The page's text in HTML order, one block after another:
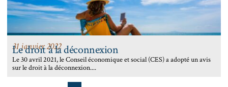
31 janvier 2022
Le droit à la déconnexion
Le 30 avril 2021, le Conseil économique et social (CES) a adopté un avis
sur le droit à la déconnexion....